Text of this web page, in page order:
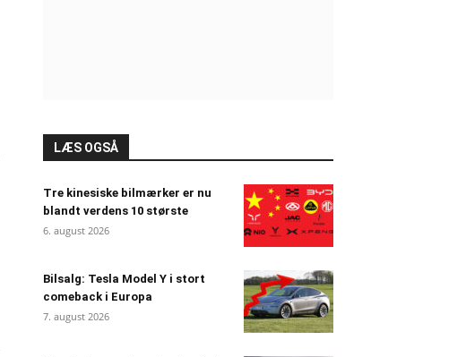
LÆS OGSÅ
Tre kinesiske bilmærker er nu
blandt verdens 10 største
6. august 2026
Bilsalg: Tesla Model Y i stort
comeback i Europa
7. august 2026